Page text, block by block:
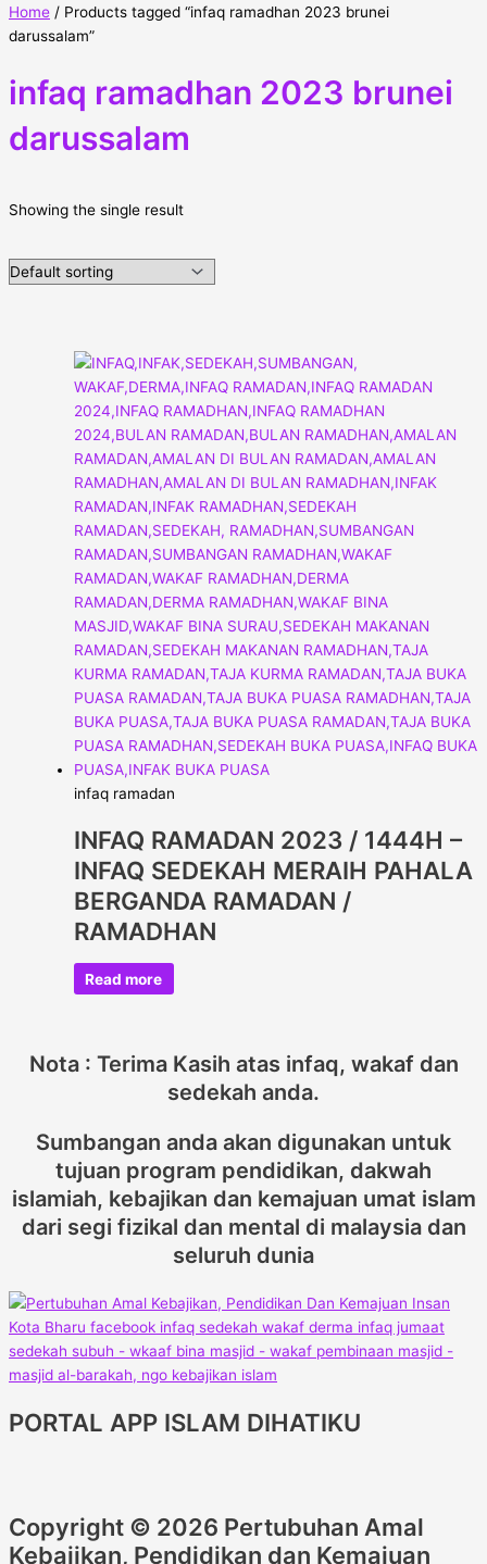
Home / Products tagged “infaq ramadhan 2023 brunei
darussalam”
infaq ramadhan 2023 brunei
darussalam
Showing the single result
infaq ramadan
INFAQ RAMADAN 2023 / 1444H –
INFAQ SEDEKAH MERAIH PAHALA
BERGANDA RAMADAN /
RAMADHAN
Read more
Nota : Terima Kasih atas infaq, wakaf dan
sedekah anda.
Sumbangan anda akan digunakan untuk
tujuan program pendidikan, dakwah
islamiah, kebajikan dan kemajuan umat islam
dari segi fizikal dan mental di malaysia dan
seluruh dunia
PORTAL APP ISLAM DIHATIKU
Copyright © 2026 Pertubuhan Amal
Kebajikan, Pendidikan dan Kemajuan